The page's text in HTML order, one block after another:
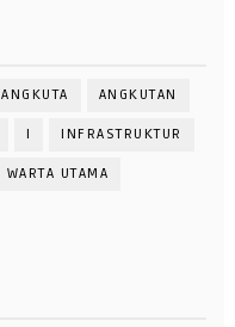
ANGKUTA ANGKUTAN
I INFRASTRUKTUR
WARTA UTAMA